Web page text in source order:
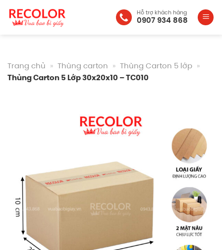
Bỏ
qua
Hỗ trợ khách hàng
0907 934 868
Trang chủ » Thùng carton » Thùng Carton 5 lớp »
Thùng Carton 5 Lớp 30x20x10 – TC010